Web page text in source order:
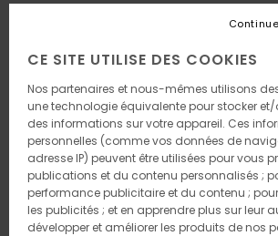
CE SITE UTILISE DES COOKIES
Nos partenaires et nous-mêmes utilisons
une technologie équivalente pour stocker
des informations sur votre appareil. Ces
personnelles (comme vos données de
adresse IP) peuvent être utilisées pour vous
publications et du contenu personnalisés ;
performance publicitaire et du contenu ;
les publicités ; et en apprendre plus sur leur
développer et améliorer les produits de nos